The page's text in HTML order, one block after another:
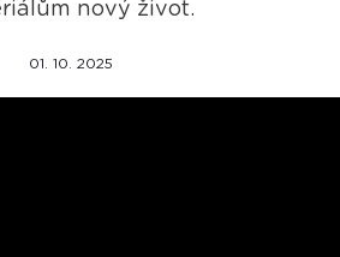
nový život.
01. 10. 2025